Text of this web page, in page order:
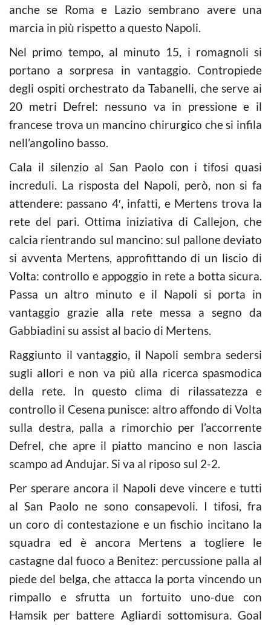
anche se Roma e Lazio sembrano avere una
marcia in più rispetto a questo Napoli.
Nel primo tempo, al minuto 15, i romagnoli si
portano a sorpresa in vantaggio. Contropiede
degli ospiti orchestrato da Tabanelli, che serve ai
20 metri Defrel: nessuno va in pressione e il
francese trova un mancino chirurgico che si infila
nell’angolino basso.
Cala il silenzio al San Paolo con i tifosi quasi
increduli. La risposta del Napoli, però, non si fa
attendere: passano 4′, infatti, e Mertens trova la
rete del pari. Ottima iniziativa di Callejon, che
calcia rientrando sul mancino: sul pallone deviato
si avventa Mertens, approfittando di un liscio di
Volta: controllo e appoggio in rete a botta sicura.
Passa un altro minuto e il Napoli si porta in
vantaggio grazie alla rete messa a segno da
Gabbiadini su assist al bacio di Mertens.
Raggiunto il vantaggio, il Napoli sembra sedersi
sugli allori e non va più alla ricerca spasmodica
della rete. In questo clima di rilassatezza e
controllo il Cesena punisce: altro affondo di Volta
sulla destra, palla a rimorchio per l’accorrente
Defrel, che apre il piatto mancino e non lascia
scampo ad Andujar. Si va al riposo sul 2-2.
Per sperare ancora il Napoli deve vincere e tutti
al San Paolo ne sono consapevoli. I tifosi, fra
un coro di contestazione e un fischio incitano la
squadra ed è ancora Mertens a togliere le
castagne dal fuoco a Benitez: percussione palla al
piede del belga, che attacca la porta vincendo un
rimpallo e sfrutta un fortuito uno-due con
Hamsik per battere Agliardi sottomisura. Goal